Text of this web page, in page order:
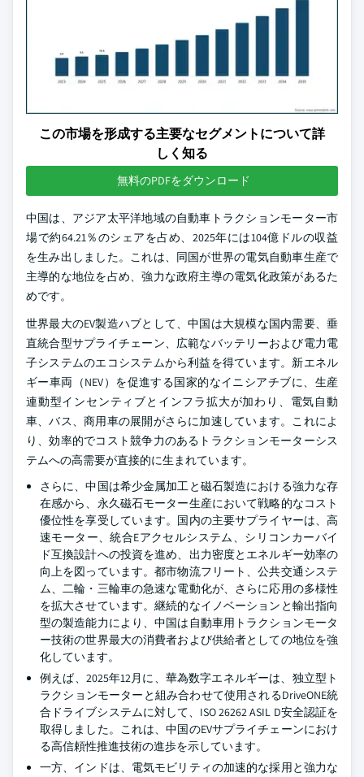
この市場を形成する主要なセグメントについて詳
しく知る
無料のPDFをダウンロード
中国は、アジア太平洋地域の自動車トラクションモーター市
場で約64.21％のシェアを占め、2025年には104億ドルの収益
を生み出しました。これは、同国が世界の電気自動車生産で
主導的な地位を占め、強力な政府主導の電気化政策があるた
めです。
世界最大のEV製造ハブとして、中国は大規模な国内需要、垂
直統合型サプライチェーン、広範なバッテリーおよび電力電
子システムのエコシステムから利益を得ています。新エネル
ギー車両（NEV）を促進する国家的なイニシアチブに、生産
連動型インセンティブとインフラ拡大が加わり、電気自動
車、バス、商用車の展開がさらに加速しています。これによ
り、効率的でコスト競争力のあるトラクションモーターシス
テムへの高需要が直接的に生まれています。
さらに、中国は希少金属加工と磁石製造における強力な存
在感から、永久磁石モーター生産において戦略的なコスト
優位性を享受しています。国内の主要サプライヤーは、高
速モーター、統合Eアクセルシステム、シリコンカーバイ
ド互換設計への投資を進め、出力密度とエネルギー効率の
向上を図っています。都市物流フリート、公共交通システ
ム、二輪・三輪車の急速な電動化が、さらに応用の多様性
を拡大させています。継続的なイノベーションと輸出指向
型の製造能力により、中国は自動車用トラクションモータ
ー技術の世界最大の消費者および供給者としての地位を強
化しています。
例えば、2025年12月に、華為数字エネルギーは、独立型ト
ラクションモーターと組み合わせて使用されるDriveONE統
合ドライブシステムに対して、ISO 26262 ASIL D安全認証を
取得しました。これは、中国のEVサプライチェーンにおけ
る高信頼性推進技術の進歩を示しています。
一方、インドは、電気モビリティの加速的な採用と強力な